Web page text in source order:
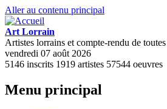
Aller au contenu principal
Art Lorrain
Artistes lorrains et compte-rendu de
vendredi 07 août 2026
5146 inscrits 1919 artistes 57544 oeuvres
Menu principal